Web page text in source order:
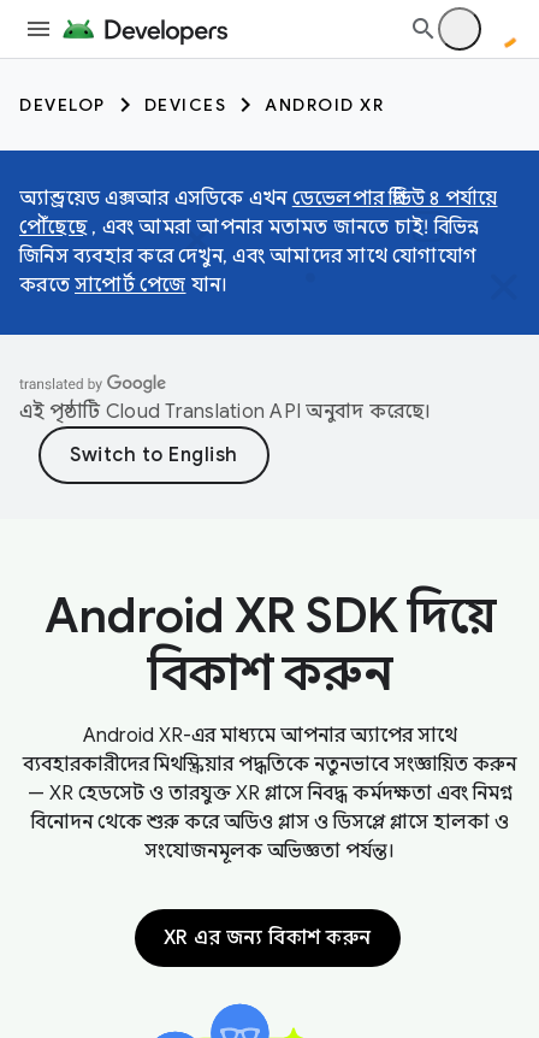
DEVELOP DEVICES ANDROID XR
অ্যান্ড্রয়েড এক্সআর এসডিকে এখন ডেভেলপার প্রিভিউ ৪ পর্যায়ে
পৌঁছেছে, এবং আমরা আপনার মতামত জানতে চাই! বিভিন্ন
জিনিস ব্যবহার করে দেখুন, এবং আমাদের সাথে যোগাযোগ
করতে সাপোর্ট পেজে যান।
এই পৃষ্ঠাটি Cloud Translation API অনুবাদ করেছে।
Android XR SDK দিয়ে
বিকাশ করুন
Android XR-এর মাধ্যমে আপনার অ্যাপের সাথে
ব্যবহারকারীদের মিথস্ক্রিয়ার পদ্ধতিকে নতুনভাবে সংজ্ঞায়িত করুন
— XR হেডসেট ও তারযুক্ত XR গ্লাসে নিবদ্ধ কর্মদক্ষতা এবং নিমগ্ন
বিনোদন থেকে শুরু করে অডিও গ্লাস ও ডিসপ্লে গ্লাসে হালকা ও
সংযোজনমূলক অভিজ্ঞতা পর্যন্ত।
XR এর জন্য বিকাশ করুন